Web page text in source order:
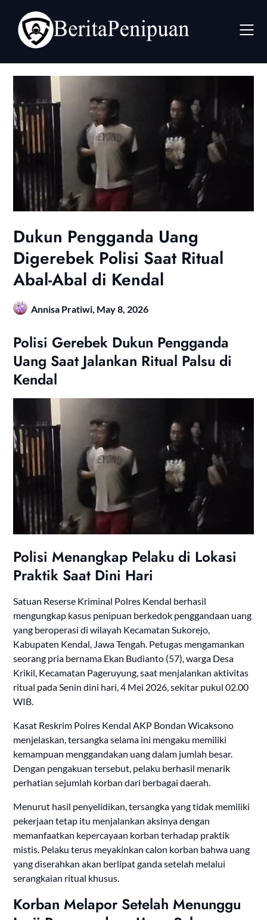
content
Dukun Pengganda Uang
Digerebek Polisi Saat Ritual
Abal-Abal di Kendal
Annisa Pratiwi, May 8, 2026
Polisi Gerebek Dukun Pengganda
Uang Saat Jalankan Ritual Palsu di
Kendal
Polisi Menangkap Pelaku di Lokasi
Praktik Saat Dini Hari
Satuan Reserse Kriminal Polres Kendal berhasil
mengungkap kasus penipuan berkedok penggandaan uang
yang beroperasi di wilayah Kecamatan Sukorejo,
Kabupaten Kendal, Jawa Tengah. Petugas mengamankan
seorang pria bernama Ekan Budianto (57), warga Desa
Krikil, Kecamatan Pageruyung, saat menjalankan aktivitas
ritual pada Senin dini hari, 4 Mei 2026, sekitar pukul 02.00
WIB.
Kasat Reskrim Polres Kendal AKP Bondan Wicaksono
menjelaskan, tersangka selama ini mengaku memiliki
kemampuan menggandakan uang dalam jumlah besar.
Dengan pengakuan tersebut, pelaku berhasil menarik
perhatian sejumlah korban dari berbagai daerah.
Menurut hasil penyelidikan, tersangka yang tidak memiliki
pekerjaan tetap itu menjalankan aksinya dengan
memanfaatkan kepercayaan korban terhadap praktik
mistis. Pelaku terus meyakinkan calon korban bahwa uang
yang diserahkan akan berlipat ganda setelah melalui
serangkaian ritual khusus.
Korban Melapor Setelah Menunggu